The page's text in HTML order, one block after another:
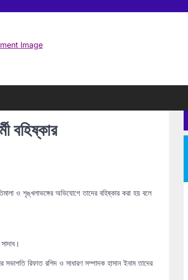
বহিষ্কার
ও শৃঙ্খলাভঙ্গের অভিযোগে তাদের বহিষ্কার করা হয় বলে
রিফাত রশিদ ও সাধারণ সম্পাদক হাসান ইনাম তাদের